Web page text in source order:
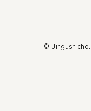
© Jingushicho.